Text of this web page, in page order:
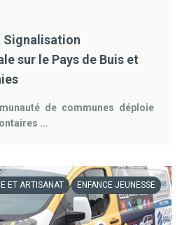
Signalisation
sur le Pays de Buis et
de communes déploie
...
ET ARTISANAT ENFANCE JEUNESSE